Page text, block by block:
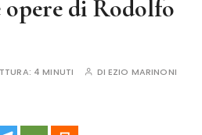
di Rodolfo
4 MINUTI DI EZIO MARINONI